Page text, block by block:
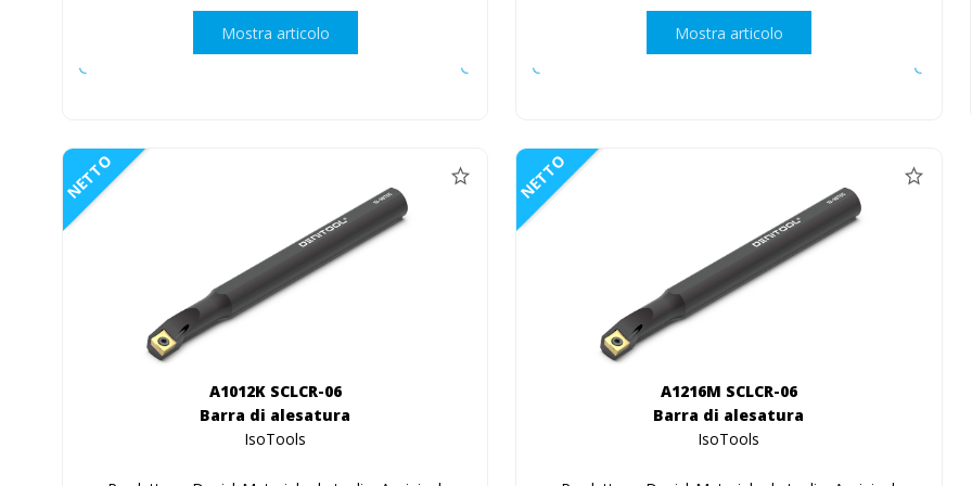
Mostra articolo Mostra articolo
NETTO
A1012K SCLCR-06
Barra di alesatura
IsoTools
NETTO
A1216M SCLCR-06
Barra di alesatura
IsoTools